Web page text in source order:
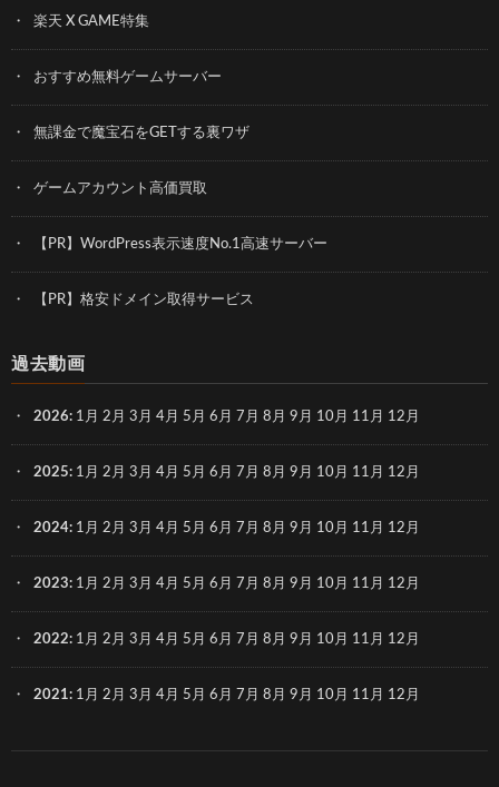
楽天 X GAME特集
おすすめ無料ゲームサーバー
無課金で魔宝石をGETする裏ワザ
ゲームアカウント高価買取
【PR】WordPress表示速度No.1高速サーバー
【PR】格安ドメイン取得サービス
過去動画
2026: 1月 2月 3月 4月 5月 6月 7月 8月 9月 10月 11月 12月
2025: 1月 2月 3月 4月 5月 6月 7月 8月 9月 10月 11月 12月
2024: 1月 2月 3月 4月 5月 6月 7月 8月 9月 10月 11月 12月
2023: 1月 2月 3月 4月 5月 6月 7月 8月 9月 10月 11月 12月
2022: 1月 2月 3月 4月 5月 6月 7月 8月 9月 10月 11月 12月
2021: 1月 2月 3月 4月 5月 6月 7月 8月 9月 10月 11月 12月